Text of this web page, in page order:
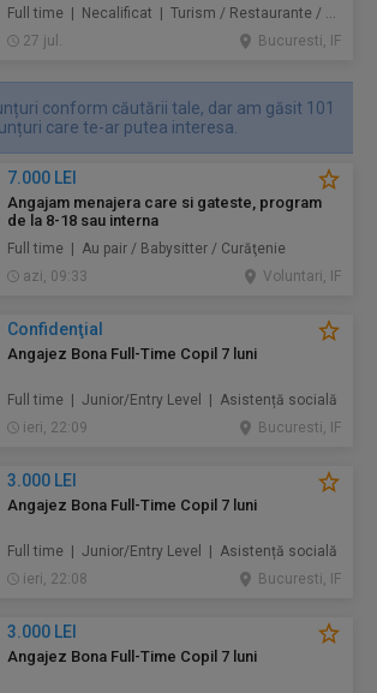
Full time | Necalificat | Turism / Restaurante / Hoteluri
27 jul.
Bucuresti, IF
conform căutării tale, dar am găsit 101
care te-ar putea interesa.
7.000 LEI
Angajam menajera care si gateste, program
de la 8-18 sau interna
Full time | Au pair / Babysitter / Curăţenie
azi, 09:33
Voluntari, IF
Confidenţial
Angajez Bona Full-Time Copil 7 luni
Full time | Junior/Entry Level | Asistență socială
ieri, 22:09
Bucuresti, IF
3.000 LEI
Angajez Bona Full-Time Copil 7 luni
Full time | Junior/Entry Level | Asistență socială
ieri, 22:08
Bucuresti, IF
3.000 LEI
Angajez Bona Full-Time Copil 7 luni